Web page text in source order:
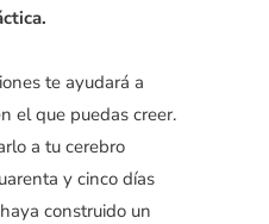
te ayudará a
el que puedas creer.
a tu cerebro
y cinco días
construido un